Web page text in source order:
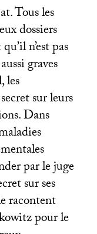
Tous les
dossiers
n’est pas
graves
les
sur leurs
Dans
par le juge
sur ses
racontent
pour le